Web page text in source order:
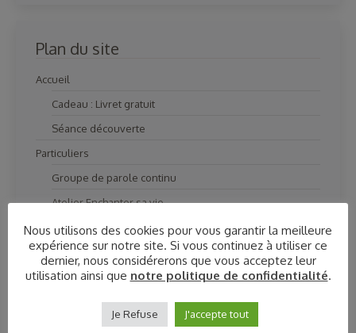
Plan du site
Accueil
Cadeau : Livret gratuit
Séance découverte
Particuliers
Groupe de parole continu
Atelier Enchanter sa vie
Mindfulness
Bilan audio
Coach vocal
Coaching Vocal
Life coaching
Nous utilisons des cookies pour vous garantir la meilleure
expérience sur notre site. Si vous continuez à utiliser ce
dernier, nous considérerons que vous acceptez leur
utilisation ainsi que notre politique de confidentialité.
Je Refuse J'accepte tout